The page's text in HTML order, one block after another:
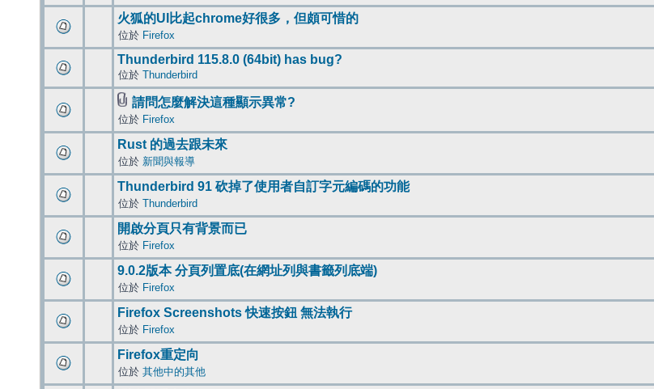
火狐的UI比起chrome好很多，但頗可惜的
位於 Firefox
Thunderbird 115.8.0 (64bit) has bug?
位於 Thunderbird
請問怎麼解決這種顯示異常?
位於 Firefox
Rust 的過去跟未來
位於 新聞與報導
Thunderbird 91 砍掉了使用者自訂字元編碼的功能
位於 Thunderbird
開啟分頁只有背景而已
位於 Firefox
9.0.2版本 分頁列置底(在網址列與書籤列底端)
位於 Firefox
Firefox Screenshots 快速按鈕 無法執行
位於 Firefox
Firefox重定向
位於 其他中的其他